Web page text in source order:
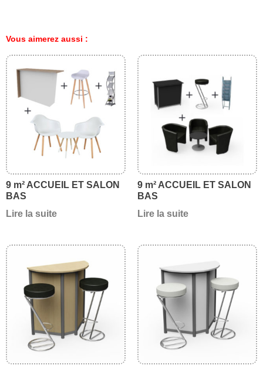
Vous aimerez aussi :
9 m² ACCUEIL ET SALON
BAS
Lire la suite
9 m² ACCUEIL ET SALON
BAS
Lire la suite